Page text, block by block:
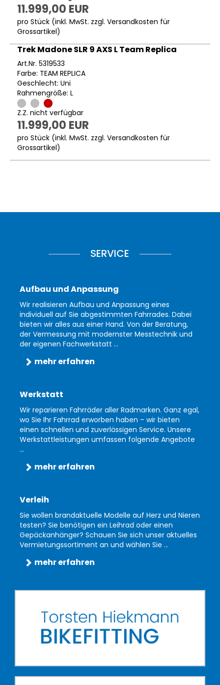
11.999,00 EUR
pro Stück (inkl. MwSt. zzgl. Versandkosten für
Grossartikel)
Trek Madone SLR 9 AXS L Team Replica
Art.Nr. 5319533
Farbe: TEAM REPLICA
Geschlecht: Uni
Rahmengröße: L
Z.Z. nicht verfügbar
11.999,00 EUR
pro Stück (inkl. MwSt. zzgl. Versandkosten für
Grossartikel)
SERVICE
Aufbau und Anpassung
Wir realisieren Aufbau und Anpassung eines
individuell auf Sie abgestimmten Fahrrades. Dabei
bieten wir alles aus einer Hand. Von der Beratung,
der Vermessung mit modernster Messtechnik und
der eigenen Fachwerkstatt ...
mehr erfahren
Werkstatt
Wir reparieren Fahrräder aller Radmarken. Ganz egal,
wo Sie Ihr Fahrrad erworben haben – wir bieten
einen schnellen und zuverlässigen Service. Unsere
Werkstattleistungen umfassen folgende Angebote
...
mehr erfahren
Verleih
Sie wollen brandaktuelle Modelle auf Herz und Nieren
testen? Sie benötigen ein Leihrad oder einen
Gepäckanhänger? Schauen Sie sich unser aktuelles
Vermietungssortiment an und wählen Sie ...
mehr erfahren